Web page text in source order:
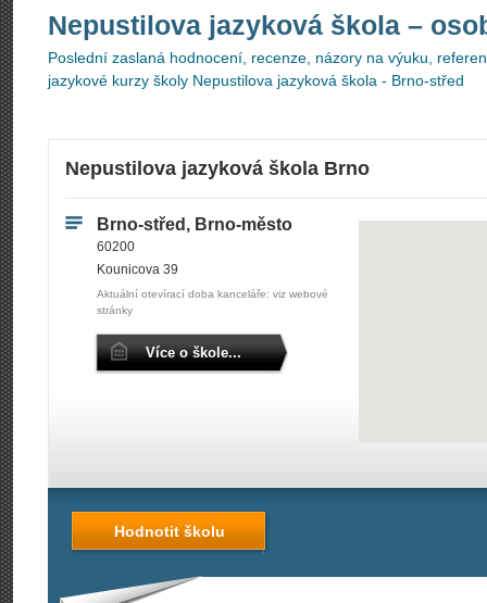
Nepustilova jazyková škola –
Poslední zaslaná hodnocení, recenze, názory na výuku,
jazykové kurzy školy Nepustilova jazyková škola - Brno-střed
Nepustilova jazyková škola Brno
Brno-střed, Brno-město
60200
Kounicova 39
Aktuální otevírací doba kanceláře: viz webové
stránky
Více o škole...
Hodnotit školu